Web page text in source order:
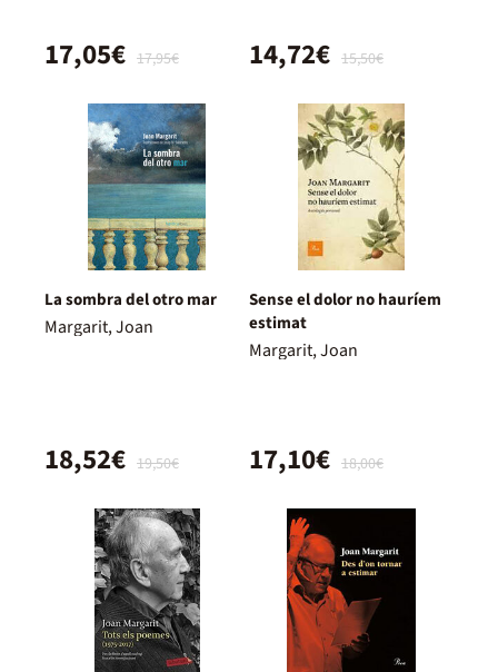
17,95€
17,05€ 15,50€
14,72€
La sombra del otro mar
Margarit, Joan
19,50€
18,52€
Sense el dolor no hauríem
estimat
Margarit, Joan
18,00€
17,10€